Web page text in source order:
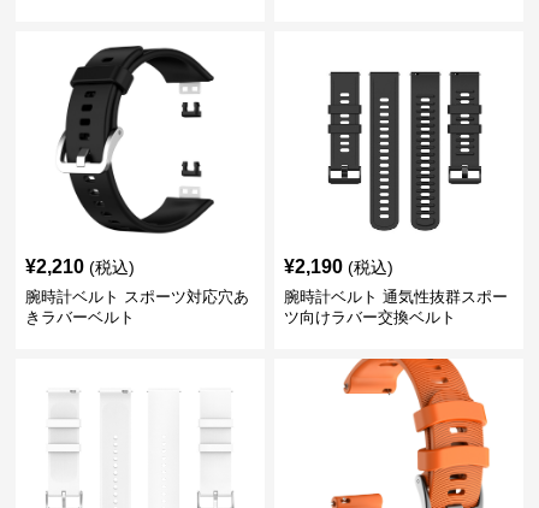
¥2,210 (税込)
腕時計ベルト スポーツ対応穴あ
きラバーベルト
¥2,190 (税込)
腕時計ベルト 通気性抜群スポー
ツ向けラバー交換ベルト